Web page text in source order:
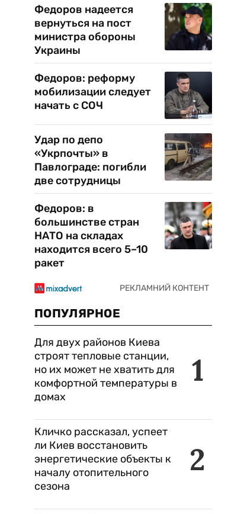
Федоров надеется
вернуться на пост
министра обороны
Украины
Федоров: реформу
мобилизации следует
начать с СОЧ
Удар по депо
«Укрпочты» в
Павлограде: погибли
две сотрудницы
Федоров: в
большинстве стран
НАТО на складах
находится всего 5–10
ракет
ПОПУЛЯРНОЕ
1
Для двух районов Киева
строят тепловые станции,
но их может не хватить для
комфортной температуры в
домах
2
Кличко рассказал, успеет
ли Киев восстановить
энергетические объекты к
началу отопительного
сезона